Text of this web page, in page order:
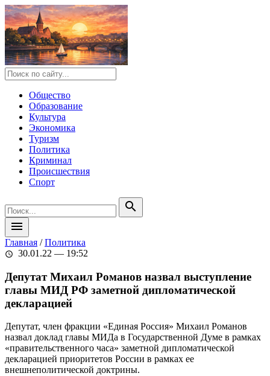
Общество
Образование
Культура
Экономика
Туризм
Политика
Криминал
Происшествия
Спорт
search
menu
Главная /Политика
schedule 30.01.22 — 19:52
Депутат Михаил Романов назвал выступление
главы МИД РФ заметной дипломатической
декларацией
Депутат, член фракции «Единая Россия» Михаил Романов
назвал доклад главы МИДа в Государственной Думе в рамках
«правительственного часа» заметной дипломатической
декларацией приоритетов России в рамках ее
внешнеполитической доктрины.